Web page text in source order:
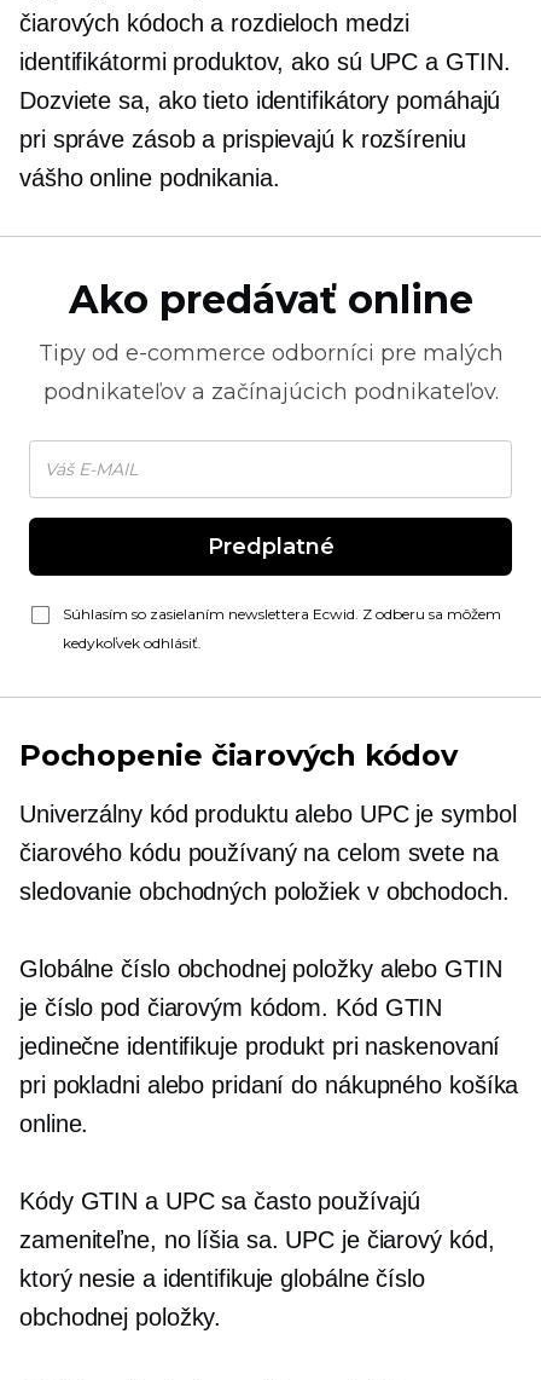
čiarových kódoch a rozdieloch medzi
identifikátormi produktov, ako sú UPC a GTIN.
Dozviete sa, ako tieto identifikátory pomáhajú
pri správe zásob a prispievajú k rozšíreniu
vášho online podnikania.
Ako predávať online
Tipy od e-commerce odborníci pre malých
podnikateľov a začínajúcich podnikateľov.
Predplatné
Súhlasím so zasielaním newslettera Ecwid. Z odberu sa môžem
kedykoľvek odhlásiť.
Pochopenie čiarových kódov
Univerzálny kód produktu alebo UPC je symbol
čiarového kódu používaný na celom svete na
sledovanie obchodných položiek v obchodoch.
Globálne číslo obchodnej položky alebo GTIN
je číslo pod čiarovým kódom. Kód GTIN
jedinečne identifikuje produkt pri naskenovaní
pri pokladni alebo pridaní do nákupného košíka
online.
Kódy GTIN a UPC sa často používajú
zameniteľne, no líšia sa. UPC je čiarový kód,
ktorý nesie a identifikuje globálne číslo
obchodnej položky.